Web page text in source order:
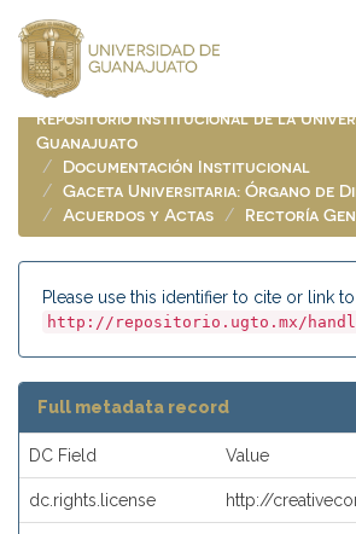
navigation
Repositorio Institucional de la
Guanajuato
Documentación Institucional
Gaceta Universitaria: Órgano de
Acuerdos y Actas
Rectoría
Please use this identifier to cite or link
http://repositorio.ugto.mx/
Full metadata record
DC Field Value
dc.rights.license http://